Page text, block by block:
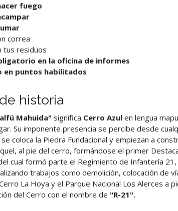
fuego
correa
tus residuos
en la oficina de informes
en puntos habilitados
historia
Mahuida" significa Cerro Azul en lengua
Su imponente presencia se percibe desde
coloca la Piedra Fundacional y empiezan a
al pie del cerro, formándose el primer
cual formó parte el Regimiento de Infantería
trabajos como demolición, colocación de
La Hoya y el Parque Nacional Los Alerces a
del Cerro con el nombre de "R-21".